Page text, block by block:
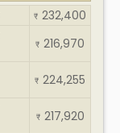
₹ 232,400
₹ 216,970
₹ 224,255
₹ 217,920